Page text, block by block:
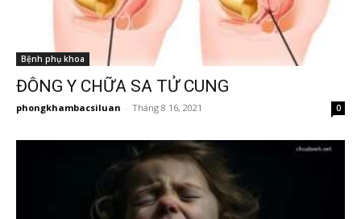
Bệnh phụ khoa
ĐÔNG Y CHỮA SA TỬ CUNG
phongkhambacsiluan - Tháng 8 16, 2021 0